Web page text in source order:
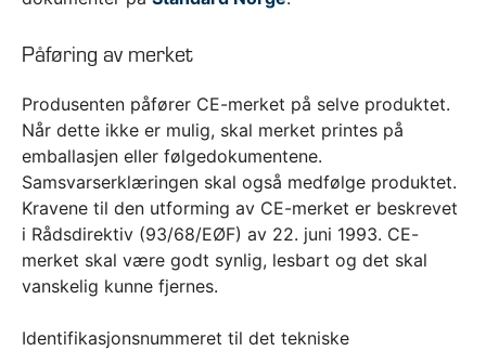
Påføring av merket
Produsenten påfører CE-merket på selve produktet.
Når dette ikke er mulig, skal merket printes på
emballasjen eller følgedokumentene.
Samsvarserklæringen skal også medfølge produktet.
Kravene til den utforming av CE-merket er beskrevet
i Rådsdirektiv (93/68/EØF) av 22. juni 1993. CE-
merket skal være godt synlig, lesbart og det skal
vanskelig kunne fjernes.
Identifikasjonsnummeret til det tekniske